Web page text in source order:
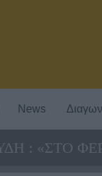
News
: «ΣΤΟ